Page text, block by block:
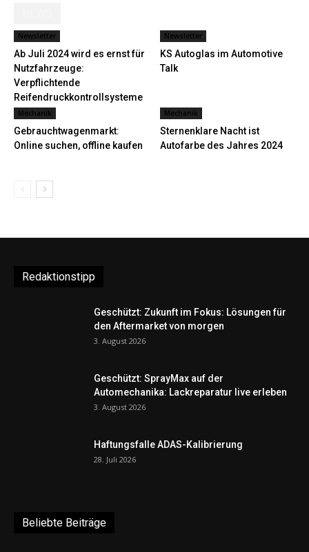
Newsletter
Ab Juli 2024 wird es ernst für
Nutzfahrzeuge:
Verpflichtende
Reifendruckkontrollsysteme
in...
Newsletter
KS Autoglas im Automotive
Talk
Mechanik
Gebrauchtwagenmarkt:
Online suchen, offline kaufen
Mechanik
Sternenklare Nacht ist
Autofarbe des Jahres 2024
Redaktionstipp
Geschützt: Zukunft im Fokus: Lösungen für
den Aftermarket von morgen
3. August 2026
Geschützt: SprayMax auf der
Automechanika: Lackreparatur live erleben
3. August 2026
Haftungsfalle ADAS-Kalibrierung
28. Juli 2026
Beliebte Beiträge